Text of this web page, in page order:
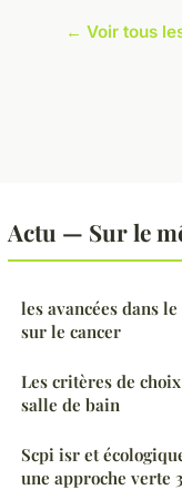
← Voir tous
Actu — Sur le
les avancées dans
sur le cancer
Les critères de
salle de bain
Scpi isr et
une approche verte